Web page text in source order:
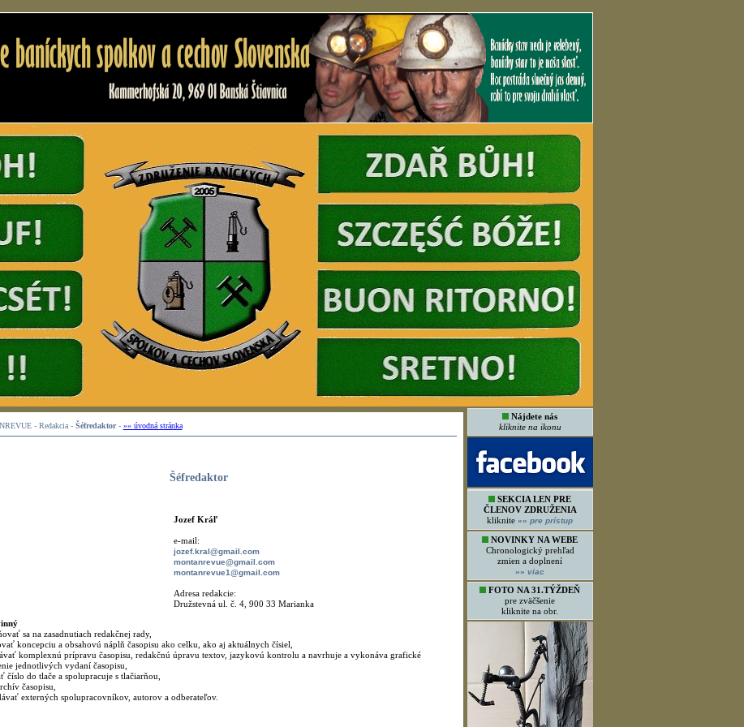
Nájdete nás
kliknite na ikonu
SEKCIA LEN PRE
ČLENOV ZDRUŽENIA
kliknite »» pre prístup
NOVINKY NA WEBE
Chronologický prehľad
zmien a doplnení
»» viac
FOTO NA 31.TÝŽDEŇ
pre zväčšenie
kliknite na obr.
»» úvodná stránka
jozef.kral@gmail.com